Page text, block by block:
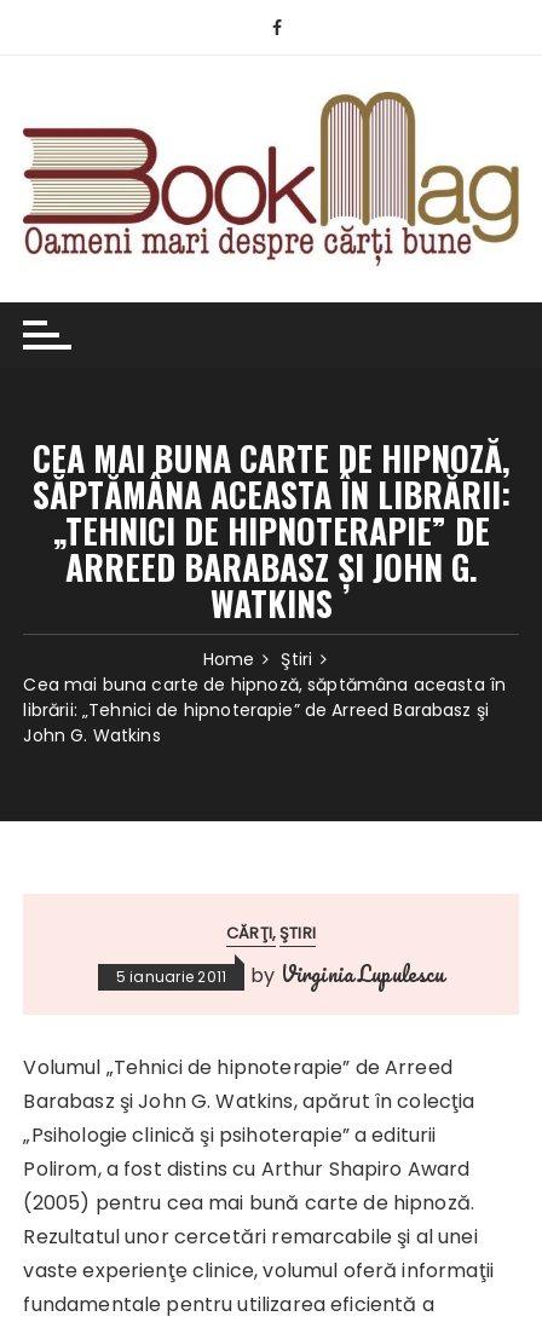
CEA MAI BUNA CARTE DE HIPNOZĂ,
SĂPTĂMÂNA ACEASTA ÎN LIBRĂRII:
„TEHNICI DE HIPNOTERAPIE” DE
ARREED BARABASZ ŞI JOHN G.
WATKINS
Home
Ştiri
Cea mai buna carte de hipnoză, săptămâna aceasta în
librării: „Tehnici de hipnoterapie” de Arreed Barabasz şi
John G. Watkins
CĂRŢI ŞTIRI
5 ianuarie 2011 by Virginia Lupulescu
Volumul „Tehnici de hipnoterapie” de Arreed
Barabasz şi John G. Watkins, apărut în colecţia
„Psihologie clinică şi psihoterapie” a editurii
Polirom, a fost distins cu Arthur Shapiro Award
(2005) pentru cea mai bună carte de hipnoză.
Rezultatul unor cercetări remarcabile şi al unei
vaste experienţe clinice, volumul oferă informaţii
fundamentale pentru utilizarea eficientă a